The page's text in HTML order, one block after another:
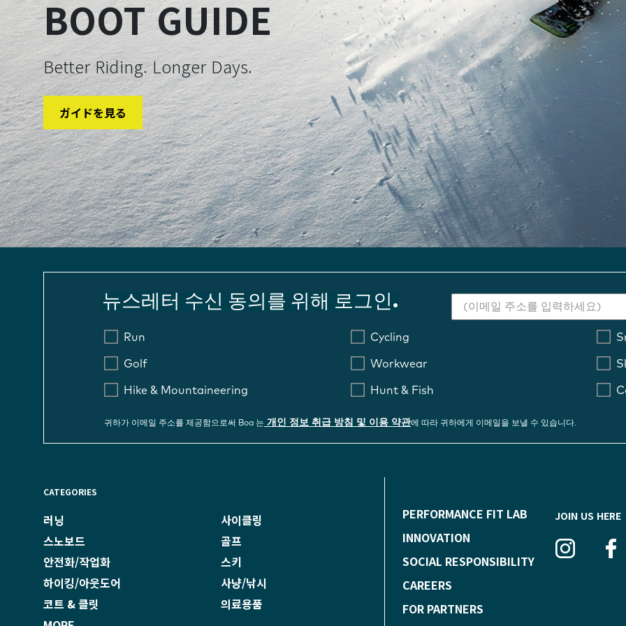
BOOT GUIDE
Better Riding. Longer Days.
ガイドを見る
뉴스레터 수신 동의를 위해 로그인.
Run Cycling
Golf Workwear
Hike & Mountaineering Hunt & Fish
귀하가 이메일 주소를 제공함으로써 Boa 는 개인 정보 취급 방침 및 이용 약관에 따라 귀하에게 이메일을 보낼 수 있습니다.
CATEGORIES
러닝
사이클링
스노보드
골프
안전화/작업화
스키
하이킹/아웃도어
사냥/낚시
코트 & 클릿
의료용품
F
O
O
PERFORMANCE FIT LAB
INNOVATION
SOCIAL RESPONSIBILITY
CAREERS
FOR PARTNERS
JOIN US HERE